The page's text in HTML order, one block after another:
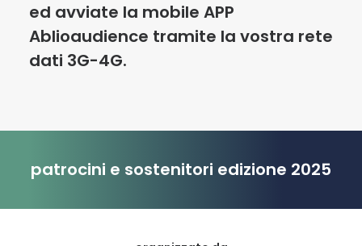
ed avviate la mobile APP
Ablioaudience tramite la vostra rete
dati 3G-4G.
patrocini e sostenitori edizione 2025